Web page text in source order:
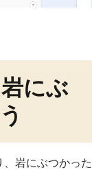
にぶ
岩にぶつかった